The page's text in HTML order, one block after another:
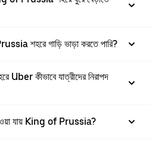
শহরে গাড়ি ভাড়া করতে পারি?
কীভাবে যাত্রীদের নিরাপদ
যায় King of Prussia?